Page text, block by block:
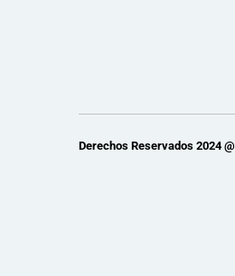
Derechos Reservados 2024 @